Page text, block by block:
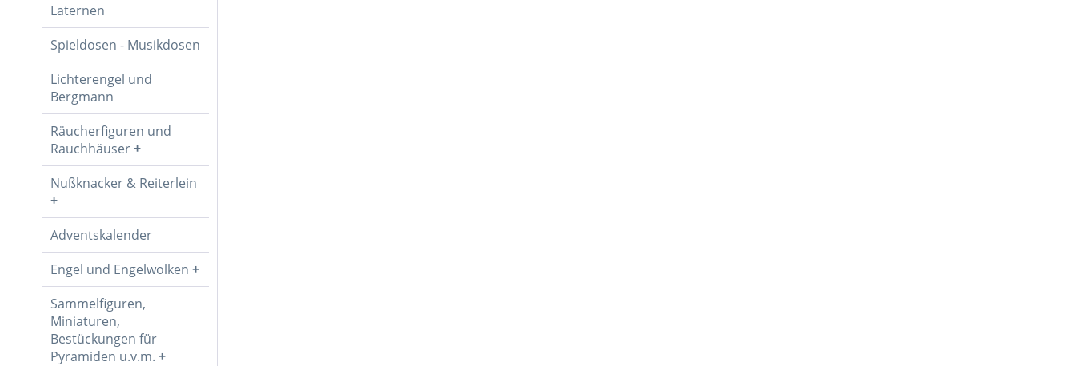
Laternen
Spieldosen - Musikdosen
Lichterengel und
Bergmann
Räucherfiguren und
Rauchhäuser
Nußknacker & Reiterlein
Adventskalender
Engel und Engelwolken
Sammelfiguren,
Miniaturen,
Bestückungen für
Pyramiden u.v.m.